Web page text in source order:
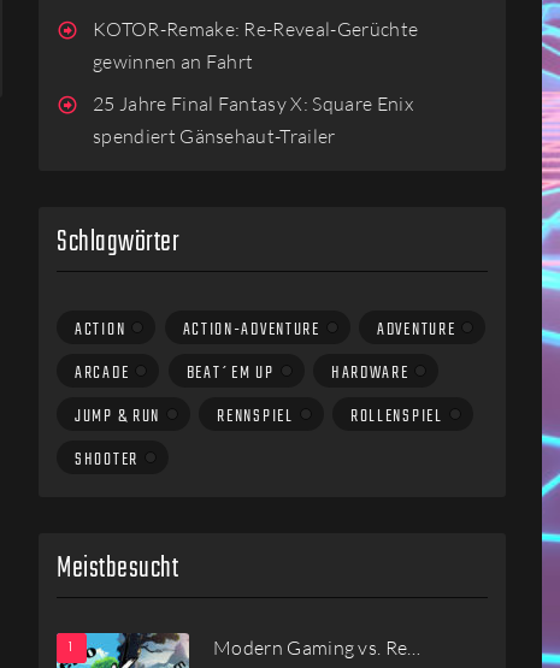
KOTOR-Remake: Re-Reveal-Gerüchte
gewinnen an Fahrt
25 Jahre Final Fantasy X: Square Enix
spendiert Gänsehaut-Trailer
Schlagwörter
ACTION ACTION-ADVENTURE
ADVENTURE
ARCADE
BEAT´EM UP
HARDWARE
JUMP & RUN
RENNSPIEL
ROLLENSPIEL
SHOOTER
Meistbesucht
Modern Gaming vs. Re…